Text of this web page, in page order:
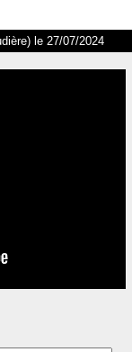
le 27/07/2024